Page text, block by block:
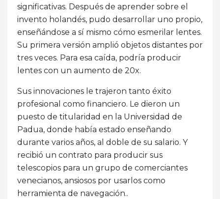
significativas. Después de aprender sobre el
invento holandés, pudo desarrollar uno propio,
enseñándose a sí mismo cómo esmerilar lentes.
Su primera versión amplió objetos distantes por
tres veces. Para esa caída, podría producir
lentes con un aumento de 20x.
Sus innovaciones le trajeron tanto éxito
profesional como financiero. Le dieron un
puesto de titularidad en la Universidad de
Padua, donde había estado enseñando
durante varios años, al doble de su salario. Y
recibió un contrato para producir sus
telescopios para un grupo de comerciantes
venecianos, ansiosos por usarlos como
herramienta de navegación..